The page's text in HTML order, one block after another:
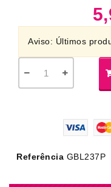
Aviso: Últimos
Referência GBL237P